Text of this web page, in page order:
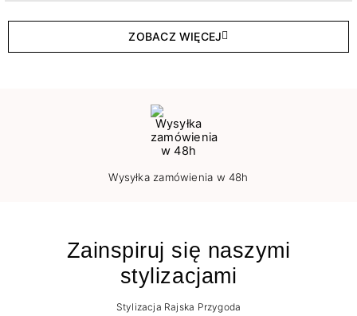
ZOBACZ WIĘCEJ
Wysyłka zamówienia w 48h
Zainspiruj się naszymi
stylizacjami
Stylizacja Rajska Przygoda